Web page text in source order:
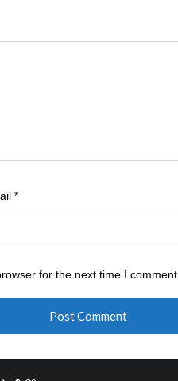
*
for the next time I comment.